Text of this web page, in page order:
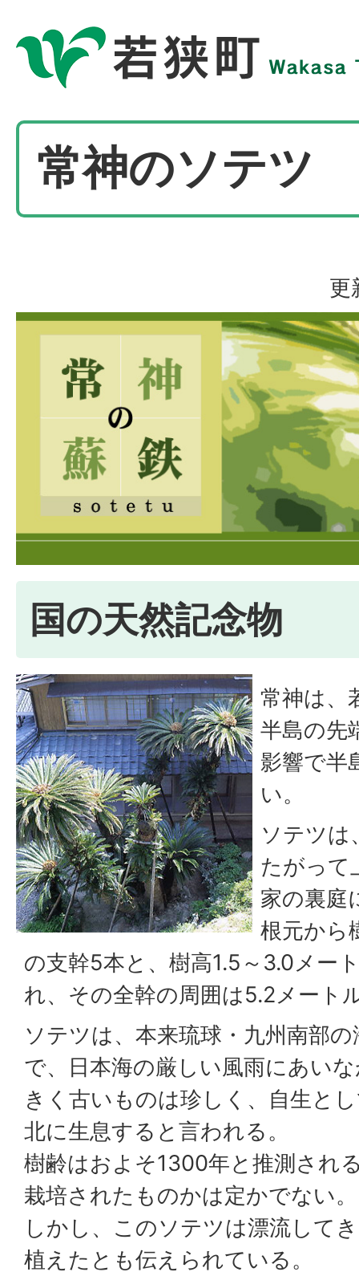
常神のソテツ
更
国の天然記念物
常神は、
半島の先
影響で半
い。
ソテツは
たがって
家の裏庭
根元から
の支幹5本と、樹高1.5～3.0メー
れ、その全幹の周囲は5.2メート
ソテツは、本来琉球・九州南部
で、日本海の厳しい風雨にあい
きく古いものは珍しく、自生と
北に生息すると言われる。
樹齢はおよそ1300年と推測され
栽培されたものかは定かでない。
しかし、このソテツは漂流して
植えたとも伝えられている。